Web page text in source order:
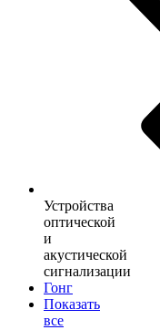
Устройства
оптической
и
акустической
сигнализации
Гонг
Показать
все